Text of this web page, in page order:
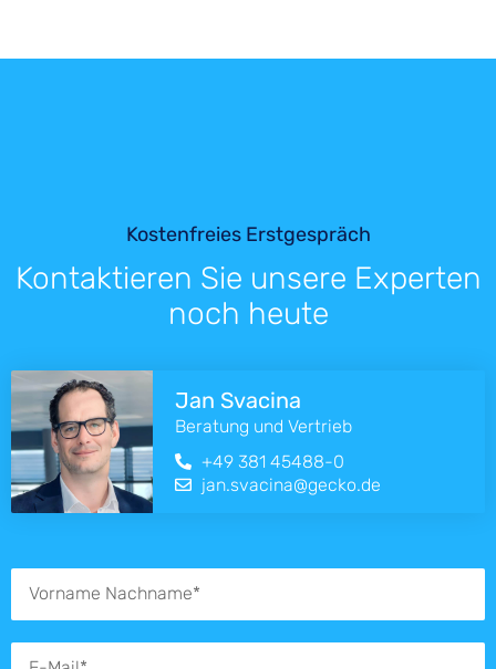
Kostenfreies Erstgespräch
Kontaktieren Sie unsere Experten
noch heute
Jan Svacina
Beratung und Vertrieb
+49 381 45488-0
jan.svacina@gecko.de